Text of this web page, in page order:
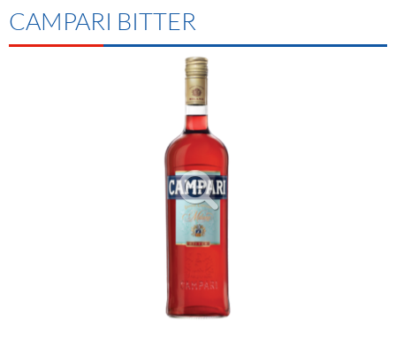
Kontakt
Neuigkeiten
Sirup
Spirituosen
Kommisionskauf & Lieferbedingungen
Fremddienstleistungen
CAMPARI BITTER